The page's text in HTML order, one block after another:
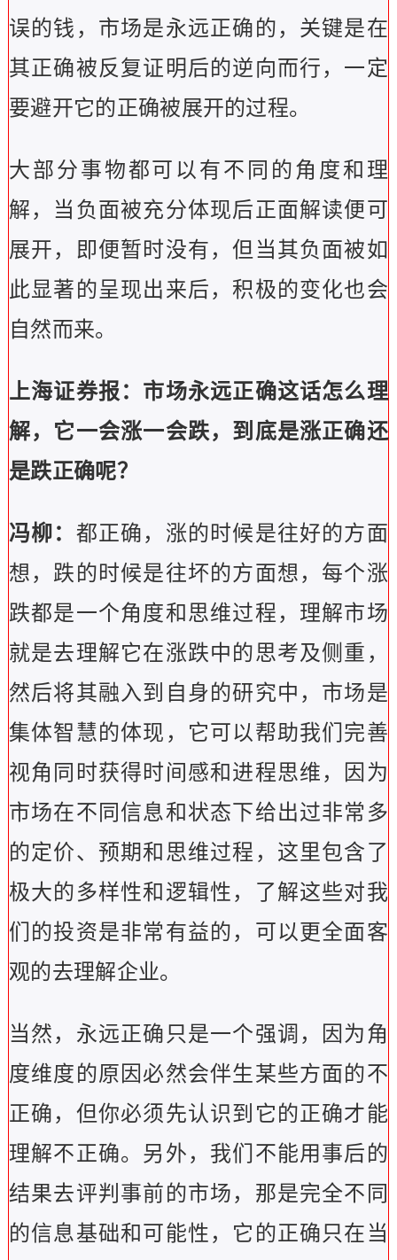
误的钱，市场是永远正确的，关键是在
其正确被反复证明后的逆向而行，一定
要避开它的正确被展开的过程。
大部分事物都可以有不同的角度和理
解，当负面被充分体现后正面解读便可
展开，即便暂时没有，但当其负面被如
此显著的呈现出来后，积极的变化也会
自然而来。
上海证券报：市场永远正确这话怎么理
解，它一会涨一会跌，到底是涨正确还
是跌正确呢？
冯柳： 都正确，涨的时候是往好的方面
想，跌的时候是往坏的方面想，每个涨
跌都是一个角度和思维过程，理解市场
就是去理解它在涨跌中的思考及侧重，
然后将其融入到自身的研究中，市场是
集体智慧的体现，它可以帮助我们完善
视角同时获得时间感和进程思维，因为
市场在不同信息和状态下给出过非常多
的定价、预期和思维过程，这里包含了
极大的多样性和逻辑性，了解这些对我
们的投资是非常有益的，可以更全面客
观的去理解企业。
当然，永远正确只是一个强调，因为角
度维度的原因必然会伴生某些方面的不
正确，但你必须先认识到它的正确才能
理解不正确。另外，我们不能用事后的
结果去评判事前的市场，那是完全不同
的信息基础和可能性，它的正确只在当